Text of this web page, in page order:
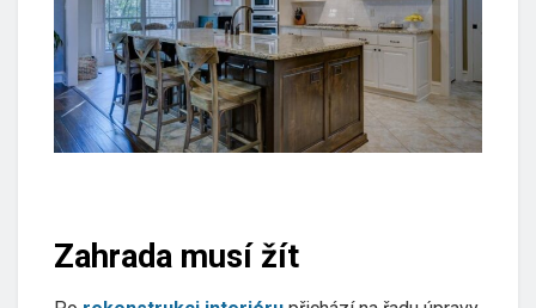
Zahrada musí žít